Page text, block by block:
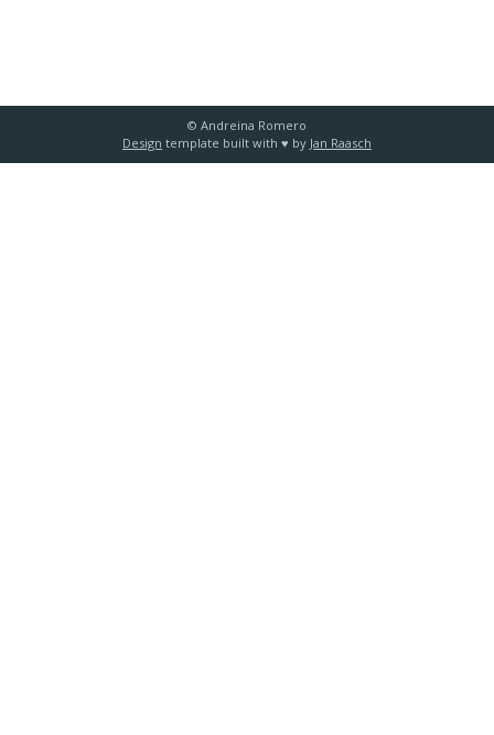
© Andreina Romero
Design template built with ♥️ by Jan Raasch